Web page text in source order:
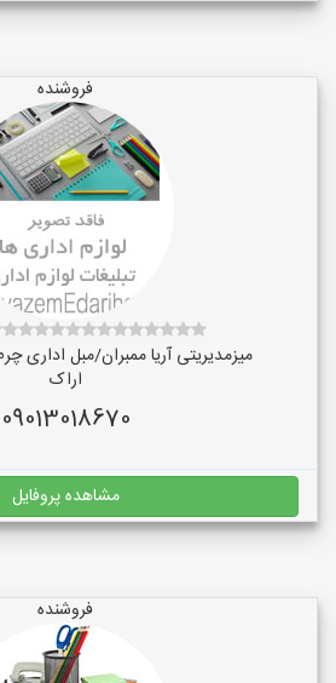
فروشنده
میزمدیریتی آریا ممبران/مبل اداری
اراک
09013018670
مشاهده پروفایل
فروشنده